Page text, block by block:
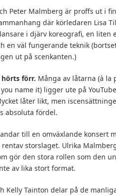
Peter Malmberg är proffs ut i
där körledaren Lisa
i djärv koreografi, en liten
en väl fungerande teknik
ut på scenkanten.)
hörts förr. Många av låtarna (à la
name it) ligger ute på
låter likt, men
absoluta fördel.
till en omväxlande konsert
storslaget. Ulrika
gör den stora rollen som den
av lika stort format.
Kelly Tainton delar på de